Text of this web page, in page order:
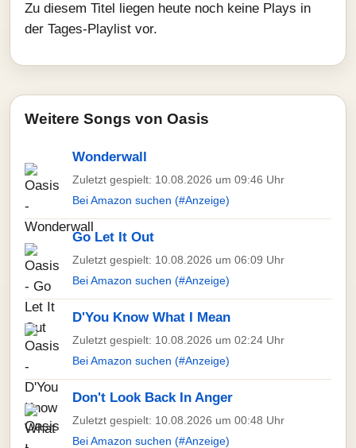
Zu diesem Titel liegen heute noch keine Plays in
der Tages-Playlist vor.
Weitere Songs von Oasis
Wonderwall
Zuletzt gespielt: 10.08.2026 um 09:46 Uhr
Bei Amazon suchen (#Anzeige)
Go Let It Out
Zuletzt gespielt: 10.08.2026 um 06:09 Uhr
Bei Amazon suchen (#Anzeige)
D'You Know What I Mean
Zuletzt gespielt: 10.08.2026 um 02:24 Uhr
Bei Amazon suchen (#Anzeige)
Don't Look Back In Anger
Zuletzt gespielt: 10.08.2026 um 00:48 Uhr
Bei Amazon suchen (#Anzeige)